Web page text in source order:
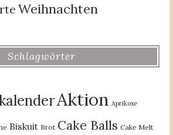
Weihnachten
Schlagwörter
Aktion Aprikose
Biskuit Brot Cake Balls Cake Melt